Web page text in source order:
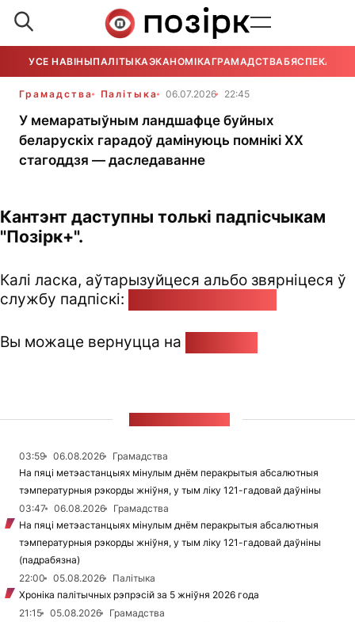
УСЕ НАВІНЫПАЛІТЫКАЭКАНОМІКАГРАМАДСТВАБЯСПЕКА
Грамадства Палітыка 06.07.2026 22:45
У мемаратыўным ландшафце буйных
беларускіх гарадоў дамінуюць помнікі ХХ
стагоддзя — даследаванне
Кантэнт даступны толькі падпісчыкам
"Позірк+".
Калі ласка, аўтарызуйцеся альбо звярніцеся ў
службу падпіскі:
Вы можаце вернуцца на
03:59 06.08.2026
Грамадства
На пяці метэастанцыях мінулым днём перакрытыя абсалютныя
тэмпературныя рэкорды жніўня, у тым ліку 121-гадовай даўніны
03:47
06.08.2026
Грамадства
На пяці метэастанцыях мінулым днём перакрытыя абсалютныя
тэмпературныя рэкорды жніўня, у тым ліку 121-гадовай даўніны
(падрабязна)
22:00
05.08.2026
Палітыка
Хроніка палітычных рэпрэсій за 5 жніўня 2026 года
21:15
05.08.2026
Грамадства